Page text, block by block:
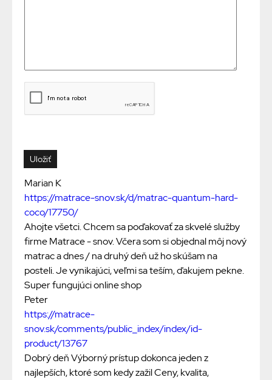
Marian K
https://matrace-snov.sk/d/matrac-quantum-hard-
coco/17750/
Ahojte všetci. Chcem sa poďakovať za skvelé služby
firme Matrace - snov. Včera som si objednal môj nový
matrac a dnes / na druhý deň už ho skúšam na
posteli. Je vynikajúci, veľmi sa teším, ďakujem pekne.
Super fungujúci online shop
Peter
https://matrace-
snov.sk/comments/public_index/index/id-
product/13767
Dobrý deň Výborný prístup dokonca jeden z
najlepších, ktoré som kedy zažil Ceny, kvalita,